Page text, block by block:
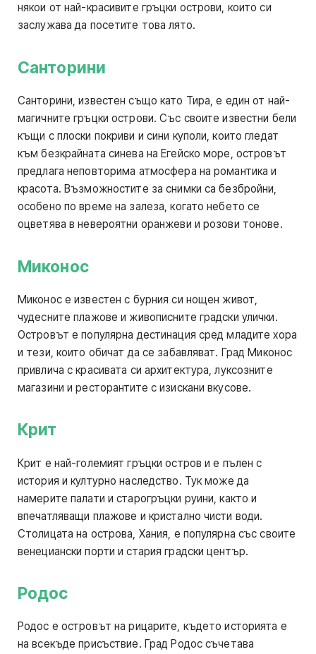
някои от най-красивите гръцки острови, които си
заслужава да посетите това лято.
Санторини
Санторини, известен също като Тира, е един от най-
магичните гръцки острови. Със своите известни бели
къщи с плоски покриви и сини куполи, които гледат
към безкрайната синева на Егейско море, островът
предлага неповторима атмосфера на романтика и
красота. Възможностите за снимки са безбройни,
особено по време на залеза, когато небето се
оцветява в невероятни оранжеви и розови тонове.
Миконос
Миконос е известен с бурния си нощен живот,
чудесните плажове и живописните градски улички.
Островът е популярна дестинация сред младите хора
и тези, които обичат да се забавляват. Град Миконос
привлича с красивата си архитектура, луксозните
магазини и ресторантите с изискани вкусове.
Крит
Крит е най-големият гръцки остров и е пълен с
история и културно наследство. Тук може да
намерите палати и старогръцки руини, както и
впечатляващи плажове и кристално чисти води.
Столицата на острова, Хания, е популярна със своите
венециански порти и стария градски център.
Родос
Родос е островът на рицарите, където историята е
на всекъде присъствие. Град Родос съчетава